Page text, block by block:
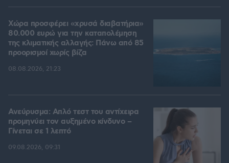
Χώρα προσφέρει «χρυσά διαβατήρια»
80.000 ευρώ για την καταπολέμηση
της κλιματικής αλλαγής: Πάνω από 85
προορισμοί χωρίς βίζα
08.08.2026, 21:23
Ανεύρυσμα: Απλό τεστ του αντίχειρα
προμηνύει τον αυξημένο κίνδυνο –
Γίνεται σε 1 λεπτό
09.08.2026, 09:31